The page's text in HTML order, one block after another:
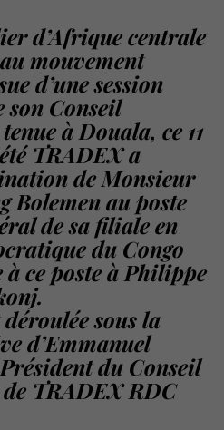
d’Afrique centrale
mouvement
d’une session
Conseil
à ​Douala, ce 11
TRADEX a
de Monsieur
Bolemen au poste
de sa filiale en
du Congo
ce poste à Philippe
déroulée sous la
d’Emmanuel
du Conseil
TRADEX RDC